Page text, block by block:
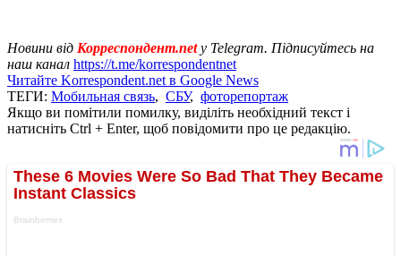
Новини від Корреспондент.net у Telegram. Підписуйтесь на
наш канал https://t.me/korrespondentnet
Читайте Korrespondent.net в Google News
ТЕГИ: Мобильная связь, СБУ, фоторепортаж
Якщо ви помітили помилку, виділіть необхідний текст і
натисніть Ctrl + Enter, щоб повідомити про це редакцію.